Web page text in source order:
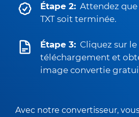
Étape 2: Attendez
TXT soit terminée.
Étape 3: Cliquez sur
téléchargement et
image convertie
Avec notre convertisseur,